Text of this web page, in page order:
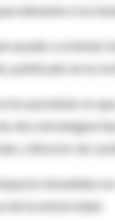
si no
ayudar a orientar
publicado en la
los pacientes es
dos estrategias
y director de
inmediato
de la universidad.